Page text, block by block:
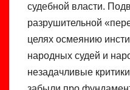
судебной власти.
разрушительной
целях осмеянию
народных судей и
незадачливые